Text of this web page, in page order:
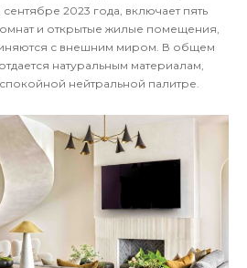
2023 года, включает пять
и открытые жилые помещения,
с внешним миром. В общем
натуральным материалам,
нейтральной палитре.